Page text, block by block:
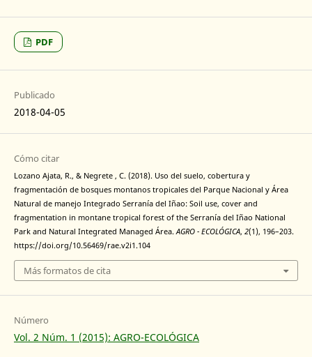
PDF
Publicado
2018-04-05
Cómo citar
Lozano Ajata, R., & Negrete , C. (2018). Uso del suelo, cobertura y
fragmentación de bosques montanos tropicales del Parque Nacional y Área
Natural de manejo Integrado Serranía del Iñao: Soil use, cover and
fragmentation in montane tropical forest of the Serranía del Iñao National
Park and Natural Integrated Managed Área.AGRO - ECOLÓGICA, 2(1), 196–203.
https://doi.org/10.56469/rae.v2i1.104
Más formatos de cita
Número
Vol. 2 Núm. 1 (2015): AGRO-ECOLÓGICA